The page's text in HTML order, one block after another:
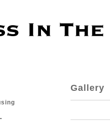
Gallery